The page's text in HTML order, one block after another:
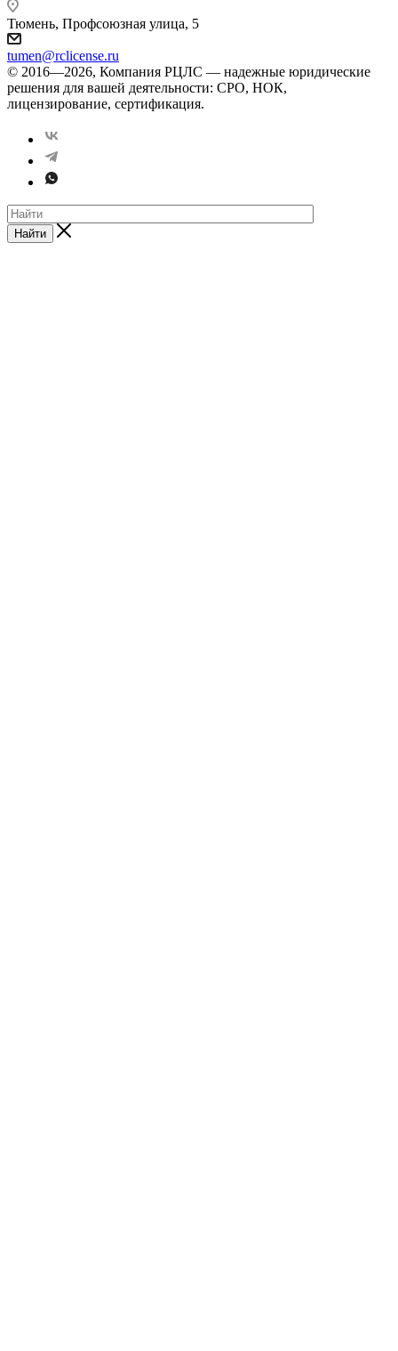
Тюмень, Профсоюзная улица, 5
tumen@rclicense.ru
© 2016—2026, Компания РЦЛС — надежные юридические
решения для вашей деятельности: СРО, НОК,
лицензирование, сертификация.
Найти